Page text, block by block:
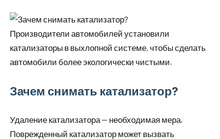
2022
Производители автомобилей установили
катализаторы в выхлопной системе, чтобы сделать
автомобили более экологически чистыми.
Зачем снимать катализатор?
Удаление катализатора — необходимая мера.
Поврежденный катализатор может вызвать